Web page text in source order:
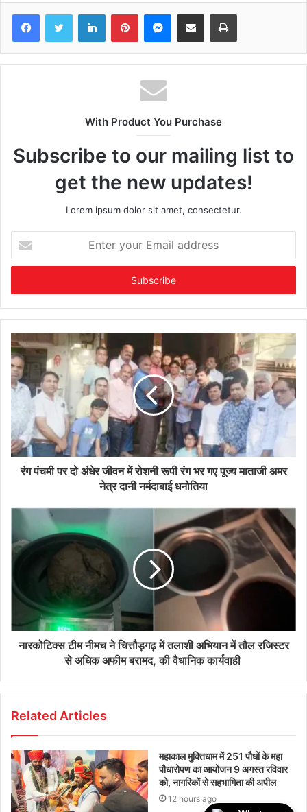
FacebookTwitter LinkedInPinterestMessenger
Share via Email Print
With Product You Purchase
Subscribe to our mailing list to
get the new updates!
Lorem ipsum dolor sit amet, consectetur.
your
Email
रंग पंचमी पर दो अंधेर जीवन में रोशनी रूपी रंग भर गए पूज्य माताजी अमर
नेत्र दानी नर्मदाबाई धनोतिया
नारकोटिक्स टीम नीमच ने चित्तौड़गढ़ में तलाशी अभियान में तौल रजिस्टर
से अधिक अफीम बरामद, की वैधानिक कार्यवाही
Related Articles
महाकाल मुक्तिधाम में 251 पौधों के महा
पौधारोपण का आयोजन 9 अगस्त रविवार
को, नागरिकों से सहभागिता की अपील
12 hours ago